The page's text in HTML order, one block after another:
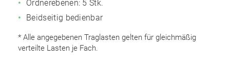
Ordnerebenen: 5 Stk.
Beidseitig bedienbar
* Alle angegebenen Traglasten gelten für gleichmäßig
verteilte Lasten je Fach.